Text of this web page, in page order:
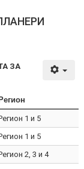
ЗА
Регион
1 и 5
1 и 5
2, 3 и 4